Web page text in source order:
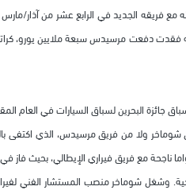
شوماخر أول سباق له مع فريقه الجديد في الرابع عشر
دفعت مرسيدس سبعة ملايين يورو،
البحرين لسباق السيارات في العام
شوماخر ولا من فريق مرسيدس، الذي اكتفى
صحية. وشغل شوماخر منصب المستشار الفني